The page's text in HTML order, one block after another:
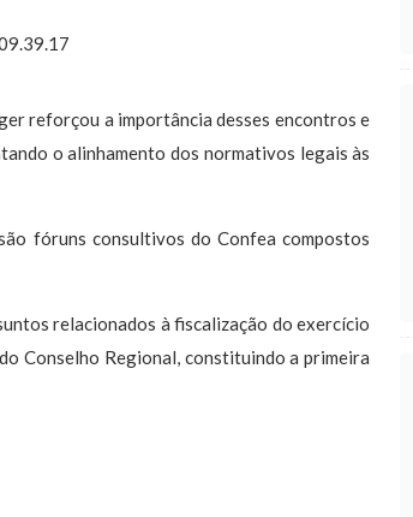
reforçou a importância desses encontros e
o alinhamento dos normativos legais às
fóruns consultivos do Confea compostos
relacionados à fiscalização do exercício
Conselho Regional, constituindo a primeira